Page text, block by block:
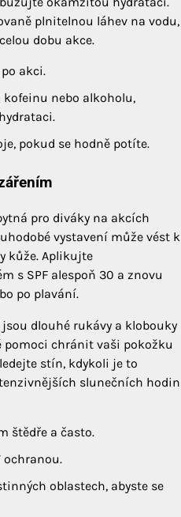
plnitelnou láhev na vodu,
dobu akce.
akci.
kofeinu nebo alkoholu,
pokud se hodně potíte.
pro diváky na akcích
vystavení může vést k
kůže. Aplikujte
s SPF alespoň 30 a znovu
po plavání.
dlouhé rukávy a klobouky
pomoci chránit vaši pokožku
stín, kdykoli je to
slunečních hodin
štědře a často.
ochranou.
oblastech, abyste se